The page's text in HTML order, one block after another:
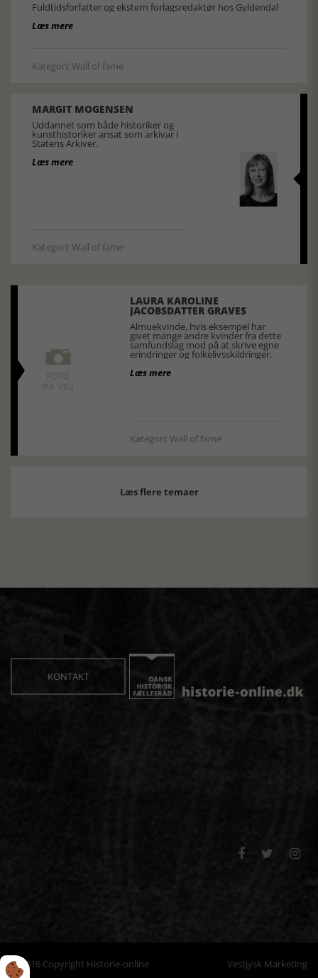
Fuldtidsforfatter og ekstern forlagsredaktør hos Gyldendal
Læs mere
Kategori: Wall of fame
MARGIT MOGENSEN
Uddannet som både historiker og
kunsthistoriker ansat som arkivar i
Statens Arkiver.
Læs mere
Kategori: Wall of fame
LAURA KAROLINE
JACOBSDATTER GRAVES
Almuekvinde, hvis eksempel har
givet mange andre kvinder fra dette
samfundslag mod på at skrive egne
erindringer og folkelivsskildringer.
Læs mere
Kategori: Wall of fame
Læs flere temaer
KONTAKT
  
© 2016 Copyright Historie-online Vestjysk Marketing